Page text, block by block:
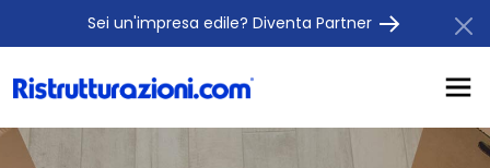
Sei un'impresa edile? Diventa Partner